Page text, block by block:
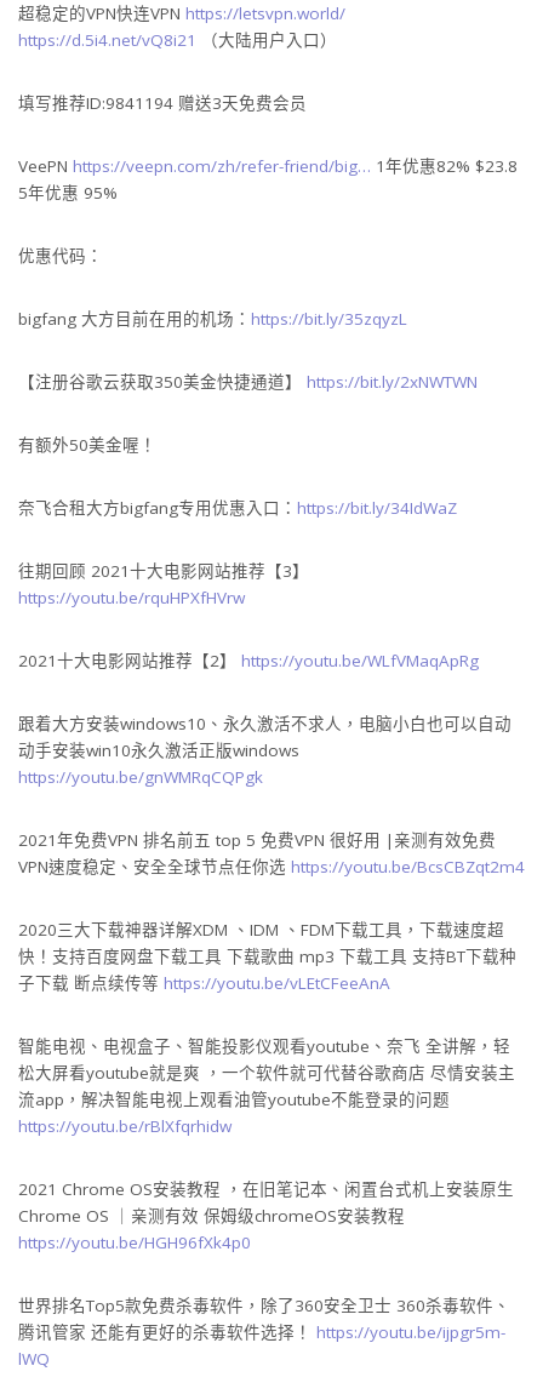
超稳定的VPN快连VPN https://letsvpn.world/
https://d.5i4.net/vQ8i21
（大陆用户入口）
填写推荐ID:9841194 赠送3天免费会员
VeePN https://veepn.com/zh/refer-friend/big… 1年优惠82% $23.8
5年优惠 95%
优惠代码：
bigfang 大方目前在用的机场： https://bit.ly/35zqyzL
【注册谷歌云获取350美金快捷通道】 https://bit.ly/2xNWTWN
有额外50美金喔！
奈飞合租大方bigfang专用优惠入口： https://bit.ly/34IdWaZ
往期回顾 2021十大电影网站推荐【3】
https://youtu.be/rquHPXfHVrw
2021十大电影网站推荐【2】 https://youtu.be/WLfVMaqApRg​​
跟着大方安装windows10、永久激活不求人，电脑小白也可以自动
动手安装win10永久激活正版windows
https://youtu.be/gnWMRqCQPgk​​​
2021年免费VPN 排名前五 top 5 免费VPN 很好用 |亲测有效免费
VPN速度稳定、安全全球节点任你选 https://youtu.be/BcsCBZqt2m4​​​
2020三大下载神器详解XDM 、IDM 、FDM下载工具，下载速度超
快！支持百度网盘下载工具 下载歌曲 mp3 下载工具 支持BT下载种
子下载 断点续传等 https://youtu.be/vLEtCFeeAnA​​​
智能电视、电视盒子、智能投影仪观看youtube、奈飞 全讲解，轻
松大屏看youtube就是爽 ，一个软件就可代替谷歌商店 尽情安装主
流app，解决智能电视上观看油管youtube不能登录的问题
https://youtu.be/rBlXfqrhidw​​​
2021 Chrome OS安装教程 ，在旧笔记本、闲置台式机上安装原生
Chrome OS ｜亲测有效 保姆级chromeOS安装教程
https://youtu.be/HGH96fXk4p0​​​
世界排名Top5款免费杀毒软件，除了360安全卫士 360杀毒软件、
腾讯管家 还能有更好的杀毒软件选择！ https://youtu.be/ijpgr5m-
lWQ​​​